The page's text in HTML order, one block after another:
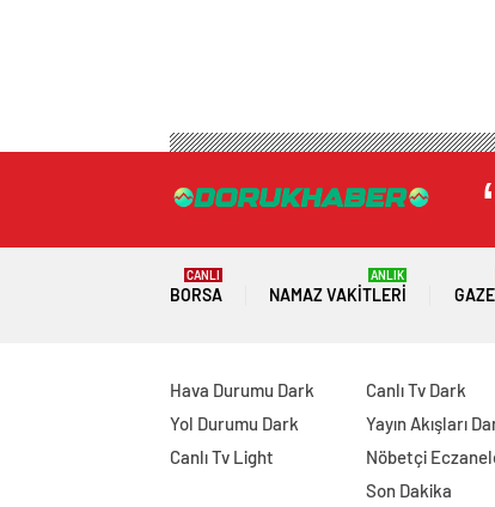
BORSA
CANLI
NAMAZ VAKITLERI
ANLIK
Hava Durumu Dark
Yol Durumu Dark
Canlı Tv Light
Canlı Tv Dark
Yayın Akışları
Nöbetçi
Son Dakika